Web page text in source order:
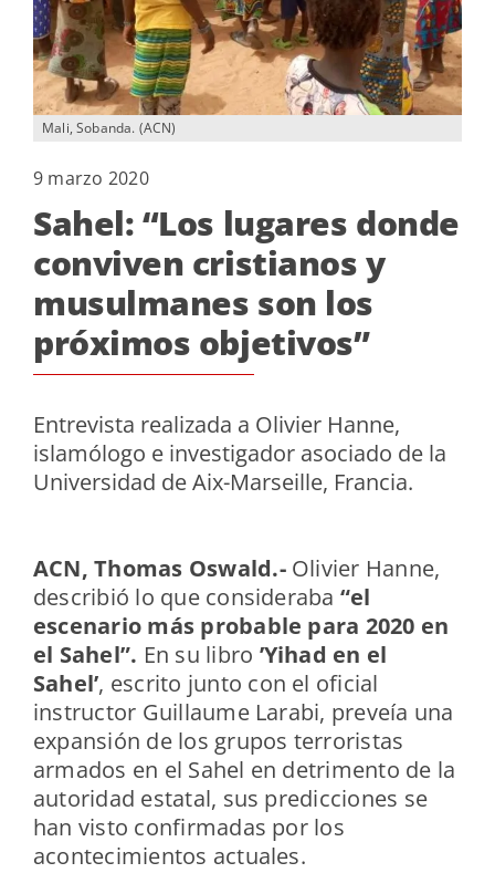
Mali, Sobanda. (ACN)
9 marzo 2020
Sahel: “Los lugares donde
conviven cristianos y
musulmanes son los
próximos objetivos”
Entrevista realizada a Olivier Hanne,
islamólogo e investigador asociado de la
Universidad de Aix-Marseille, Francia.
ACN, Thomas Oswald.- Olivier Hanne,
describió lo que consideraba “el
escenario más probable para 2020 en
el Sahel”. En su libro ’Yihad en el
Sahel’, escrito junto con el oficial
instructor Guillaume Larabi, preveía una
expansión de los grupos terroristas
armados en el Sahel en detrimento de la
autoridad estatal, sus predicciones se
han visto confirmadas por los
acontecimientos actuales.